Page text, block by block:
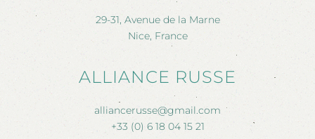
29-31, Avenue de la Marne
Nice, France
ALLIANCE RUSSE
alliancerusse@gmail.com
+33 (0) 6 18 04 15 21